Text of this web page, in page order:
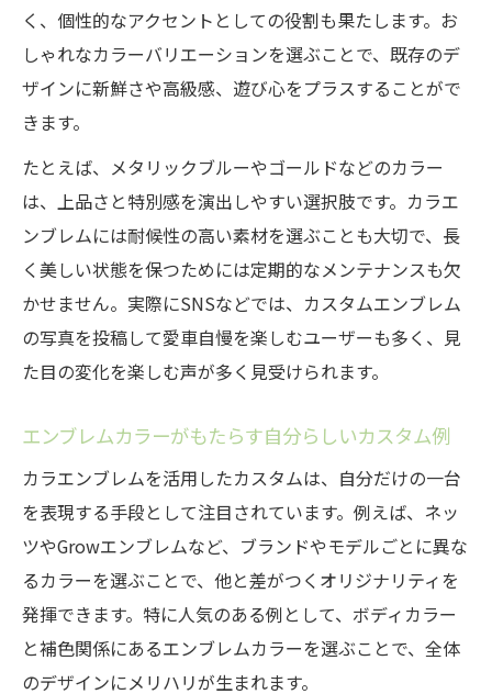
く、個性的なアクセントとしての役割も果たします。お
しゃれなカラーバリエーションを選ぶことで、既存のデ
ザインに新鮮さや高級感、遊び心をプラスすることがで
きます。
たとえば、メタリックブルーやゴールドなどのカラー
は、上品さと特別感を演出しやすい選択肢です。カラエ
ンブレムには耐候性の高い素材を選ぶことも大切で、長
く美しい状態を保つためには定期的なメンテナンスも欠
かせません。実際にSNSなどでは、カスタムエンブレム
の写真を投稿して愛車自慢を楽しむユーザーも多く、見
た目の変化を楽しむ声が多く見受けられます。
エンブレムカラーがもたらす自分らしいカスタム例
カラエンブレムを活用したカスタムは、自分だけの一台
を表現する手段として注目されています。例えば、ネッ
ツやGrowエンブレムなど、ブランドやモデルごとに異な
るカラーを選ぶことで、他と差がつくオリジナリティを
発揮できます。特に人気のある例として、ボディカラー
と補色関係にあるエンブレムカラーを選ぶことで、全体
のデザインにメリハリが生まれます。